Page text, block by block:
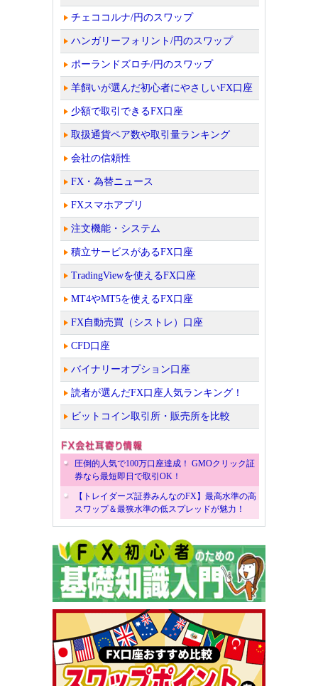
チェココルナ/円のスワップ
ハンガリーフォリント/円のスワップ
ポーランドズロチ/円のスワップ
羊飼いが選んだ初心者にやさしいFX口座
少額で取引できるFX口座
取扱通貨ペア数や取引量ランキング
会社の信頼性
FX・為替ニュース
FXスマホアプリ
注文機能・システム
積立サービスがあるFX口座
TradingViewを使えるFX口座
MT4やMT5を使えるFX口座
FX自動売買（シストレ）口座
CFD口座
バイナリーオプション口座
読者が選んだFX口座人気ランキング！
ビットコイン取引所・販売所を比較
圧倒的人気で100万口座達成！ GMOクリック証
券なら最短即日で取引OK！
【トレイダーズ証券みんなのFX】最高水準の高
スワップ＆最狭水準の低スプレッドが魅力！